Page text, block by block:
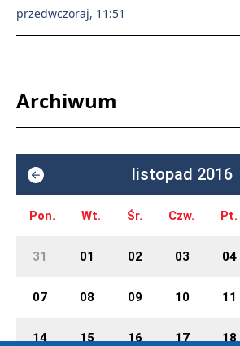
przedwczoraj, 11:51
Archiwum
listopad 2016
Pon. Wt. Śr. Czw. Pt.
31 01 02 03 04
07 08 09 10 11
14 15 16 17 18